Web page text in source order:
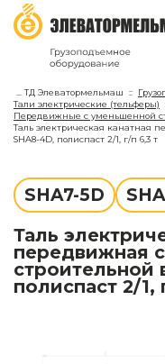
...ТД Элеватормельмаш
Тали электрические (тельферы)
Передвижные с уменьшенной
Таль электрическая канатная
SHA8-4D, полиспаст 2/1, г/п 6,3 т
SHA7-5D
Таль электрическая канатная
передвижная
строительной
полиспаст 2/1,